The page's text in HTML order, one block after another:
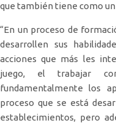
que también tiene como
“En un proceso de
desarrollen sus
acciones que más les
juego, el trabajar
fundamentalmente los
proceso que se está
establecimientos, pero